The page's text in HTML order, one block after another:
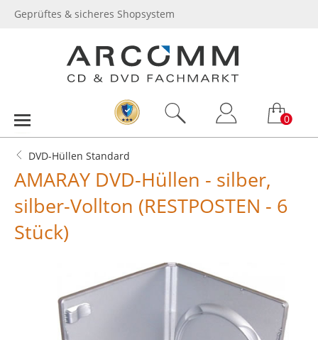
Geprüftes & sicheres Shopsystem
0
DVD-Hüllen Standard
AMARAY DVD-Hüllen - silber,
silber-Vollton (RESTPOSTEN - 6
Stück)